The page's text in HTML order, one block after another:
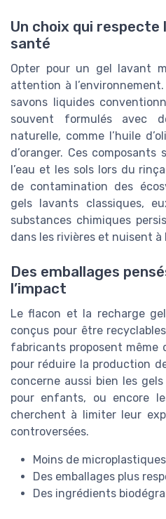
Un choix qui respecte
santé
Opter pour un gel lavant
attention à
savons liquides
souvent formulés avec
naturelle, comme l’huile
d’oranger. Ces
l’eau et les sols lors du
de contamination des
gels lavants classiques,
substances chimiques
dans les rivières et nuisent
Des emballages
l’impact
Le flacon et la recharge
conçus pour être
fabricants proposent même
pour réduire la production
concerne aussi bien les
pour enfants, ou encore
cherchent à limiter leur
controversées.
Moins de
Des emballages plus
Des ingrédients